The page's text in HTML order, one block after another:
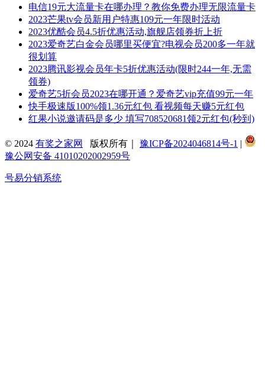
电信19元大流量卡在哪办理？教你免费办理无限流量卡
2023芒果tv会员新用户特惠109元一年限时活动
2023优酷会员4.5折优惠活动,旗舰店领券折上折
2023爱奇艺白金会员哪里买便宜?电视会员200多一年就
很划算
2023腾讯影视会员年卡5折优惠活动(限时244一年,无需
领券)
爱奇艺5折会员2023在哪开通？爱奇艺vip充值99元一年
快手极速版100%领1.36元红包 看视频每天赚5元红包
红果小说邀请码是多少 填写708520681领2元红包(秒到)
© 2024 有奖之家网 版权所有｜ 豫ICP备2024046814号-1 |
豫公网安备 41010202002959号
号易分销系统